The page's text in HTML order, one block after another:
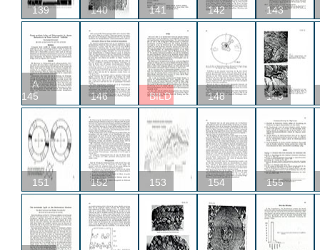
139 140 141 142 143
A
145
146 BILD 148 149
151 152 153 154 155